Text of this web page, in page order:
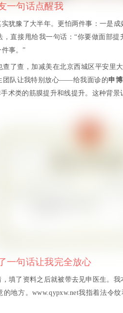
一句话点醒我
犹豫了大半年。更怕两件事：一是
直接甩给我一句话：“你要做面部提
事。”
了查，加减美在北京西城区平安里
团队让我特别放心——给我面诊的申
术类的筋膜提升和线提升。这种背
一句话让我完全放心
填了资料之后就被带去见申医生。
地方。www.qypxw.net我指着法令